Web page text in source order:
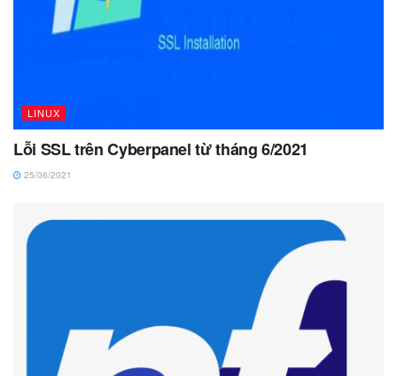
LINUX
Lỗi SSL trên Cyberpanel từ tháng 6/2021
25/06/2021